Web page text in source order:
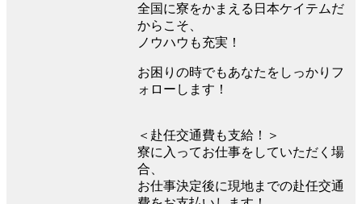
全国に寮をかまえる日本ケイテムだ
からこそ、
ノウハウも充実！
お困りの時でもあなたをしっかりフ
ォローします！
＜赴任交通費も支給！＞
寮に入ってお仕事をしていただく場
合、
お仕事決定後に現地までの赴任交通